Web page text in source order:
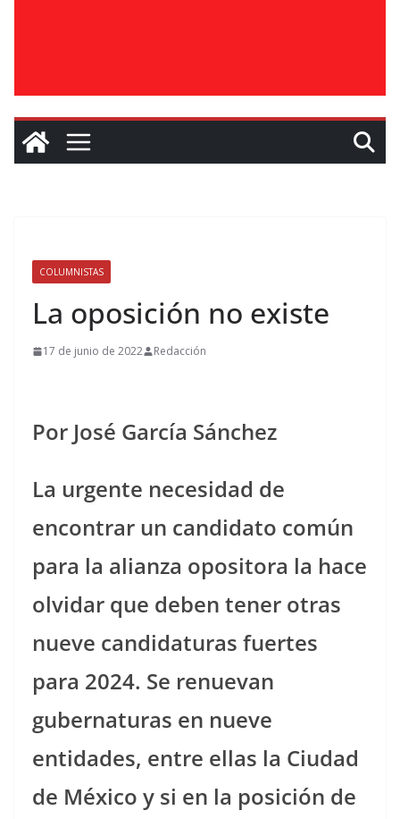
COLUMNISTAS
La oposición no existe
17 de junio de 2022 Redacción
Por José García Sánchez
La urgente necesidad de
encontrar un candidato común
para la alianza opositora la hace
olvidar que deben tener otras
nueve candidaturas fuertes
para 2024. Se renuevan
gubernaturas en nueve
entidades, entre ellas la Ciudad
de México y si en la posición de